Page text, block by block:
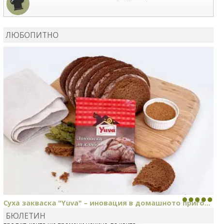
ЛЮБОПИТНО
Суха закваска "Yuva" – иновация в домашното приго...
Отскоро Лесафр България стартира предлагането на изцяло нов
БЮЛЕТИН